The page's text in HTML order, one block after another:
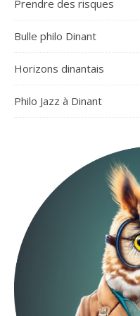
Prendre des risques
Bulle philo Dinant
Horizons dinantais
Philo Jazz à Dinant